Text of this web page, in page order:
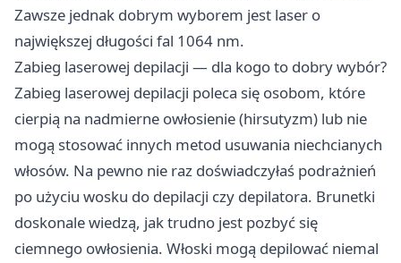
Zawsze jednak dobrym wyborem jest laser o
największej długości fal 1064 nm.
Zabieg laserowej depilacji — dla kogo to dobry wybór?
Zabieg laserowej depilacji poleca się osobom, które
cierpią na nadmierne owłosienie (hirsutyzm) lub nie
mogą stosować innych metod usuwania niechcianych
włosów. Na pewno nie raz doświadczyłaś podrażnień
po użyciu wosku do depilacji czy depilatora. Brunetki
doskonale wiedzą, jak trudno jest pozbyć się
ciemnego owłosienia. Włoski mogą depilować niemal